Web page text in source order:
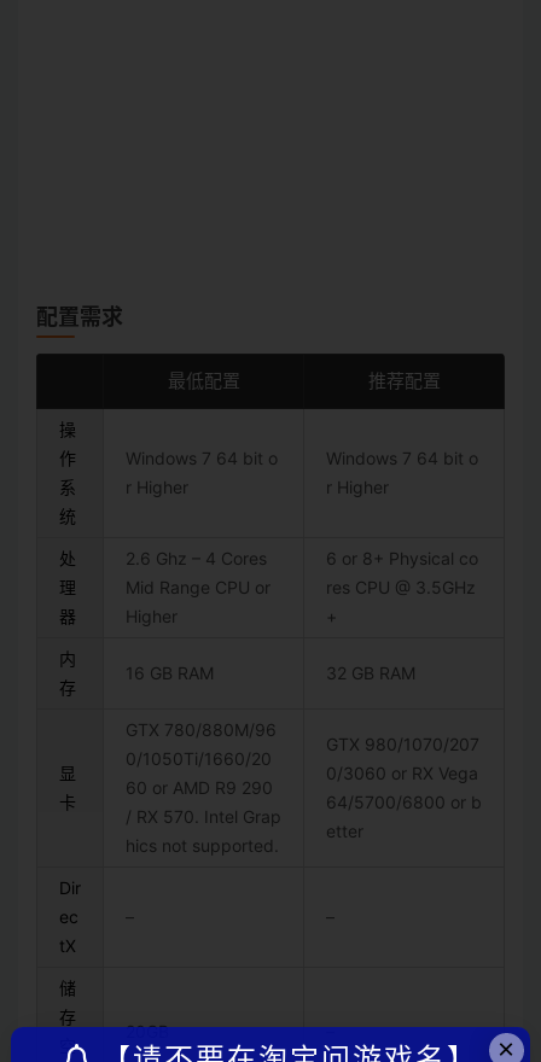
配置需求
最低配置 推荐配置
操
作
系
统
Windows 7 64 bit o
r Higher
Windows 7 64 bit o
r Higher
处
理
器
2.6 Ghz – 4 Cores
Mid Range CPU or
Higher
6 or 8+ Physical co
res CPU @ 3.5GHz
+
内
存
16 GB RAM 32 GB RAM
显
卡
GTX 780/880M/96
0/1050Ti/1660/20
60 or AMD R9 290
/ RX 570. Intel Grap
hics not supported.
GTX 980/1070/207
0/3060 or RX Vega
64/5700/6800 or b
etter
Dir
ec
tX
– –
储
存
空
20GB –
×